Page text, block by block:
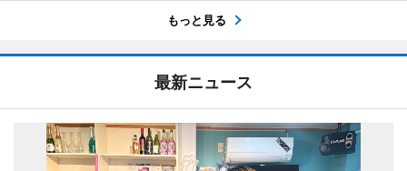
もっと見る
最新ニュース